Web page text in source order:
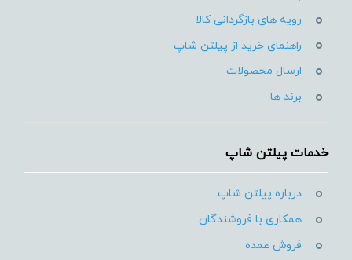
رویه های بازگردانی کالا
راهنمای خرید از پیلتن شاپ
ارسال محصولات
برند ها
خدمات پیلتن شاپ
درباره پیلتن شاپ
همکاری با فروشندگان
فروش عمده